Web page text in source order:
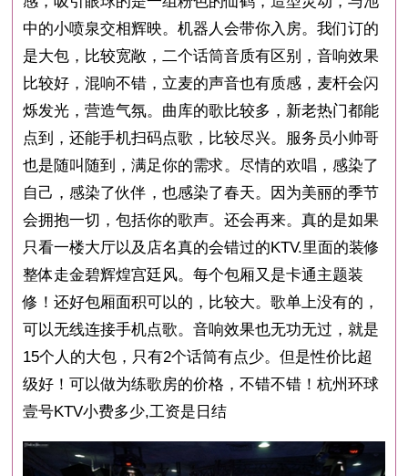
中的小喷泉交相辉映。机器人会带你入房。我们订的
是大包，比较宽敞，二个话筒音质有区别，音响效果
比较好，混响不错，立麦的声音也有质感，麦杆会闪
烁发光，营造气氛。曲库的歌比较多，新老热门都能
点到，还能手机扫码点歌，比较尽兴。服务员小帅哥
也是随叫随到，满足你的需求。尽情的欢唱，感染了
自己，感染了伙伴，也感染了春天。因为美丽的季节
会拥抱一切，包括你的歌声。还会再来。真的是如果
只看一楼大厅以及店名真的会错过的KTV.里面的装修
整体走金碧辉煌宫廷风。每个包厢又是卡通主题装
修！还好包厢面积可以的，比较大。歌单上没有的，
可以无线连接手机点歌。音响效果也无功无过，就是
15个人的大包，只有2个话筒️有点少。但是性价比超
级好！可以做为练歌房的价格，不错不错！杭州环球
壹号KTV小费多少,工资是日结